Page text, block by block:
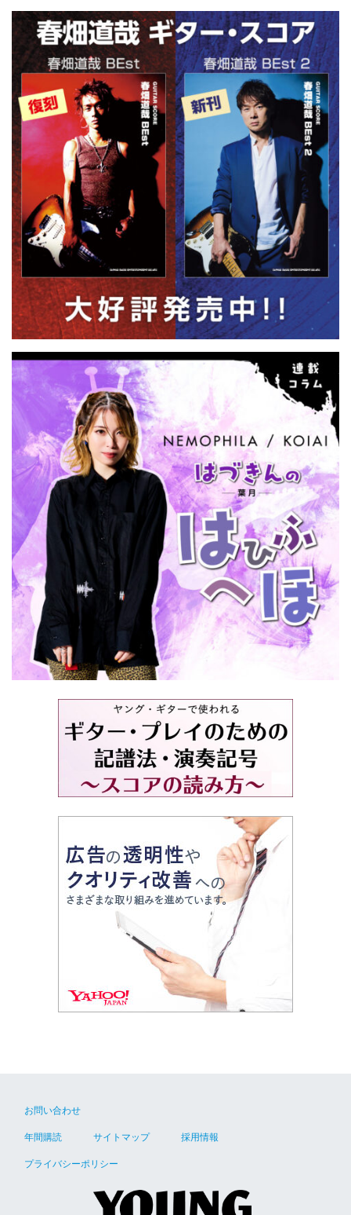
お問い合わせ
年間購読 サイトマップ 採用情報
プライバシーポリシー